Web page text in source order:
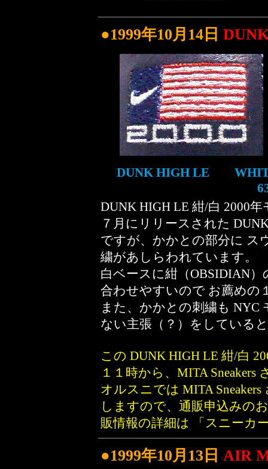
●1999年10月14日
DUNK HIGH LE
DUNK HIGH LE 紺/白 2000
７月にリリースされた
ですが、かかとの部分に ス
繍があしらわれています。
白ベースに紺（OBSIDIAN
合わせやすいので お薦めの
また、かかとの刺繍も NYC
ない主張（？）をしている
この DUNK HIGH LE 紺/白
１１時から、MITA
オルスニでは MITA
しますので、通販申込みの
販情報の詳細は 「スニーカ
●1999年10月13日 AIR